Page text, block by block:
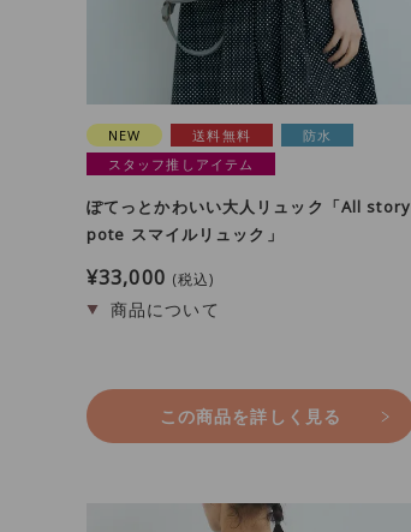
NEW 送料無料
防水
スタッフ推しアイテム
ぽてっとかわいい大人リュック「All story
pote スマイルリュック」
¥33,000 税込
この商品を詳しく見る